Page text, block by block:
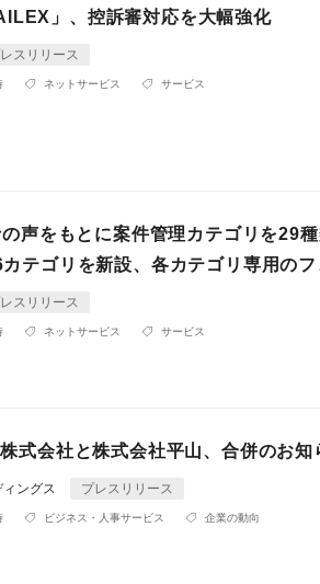
」、控訴審対応を大幅強化
スリリース
ネットサービス サービス
声をもとに案件管理カテゴリを29
テゴリを新設、各カテゴリ専用の
スリリース
ネットサービス サービス
式会社と株式会社平山、合併のお知
ングス プレスリリース
ビジネス・人事サービス 企業の動向